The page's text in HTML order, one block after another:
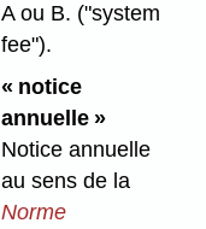
A ou B. ("system
fee").
« notice
annuelle »
Notice annuelle
au sens de la
Norme